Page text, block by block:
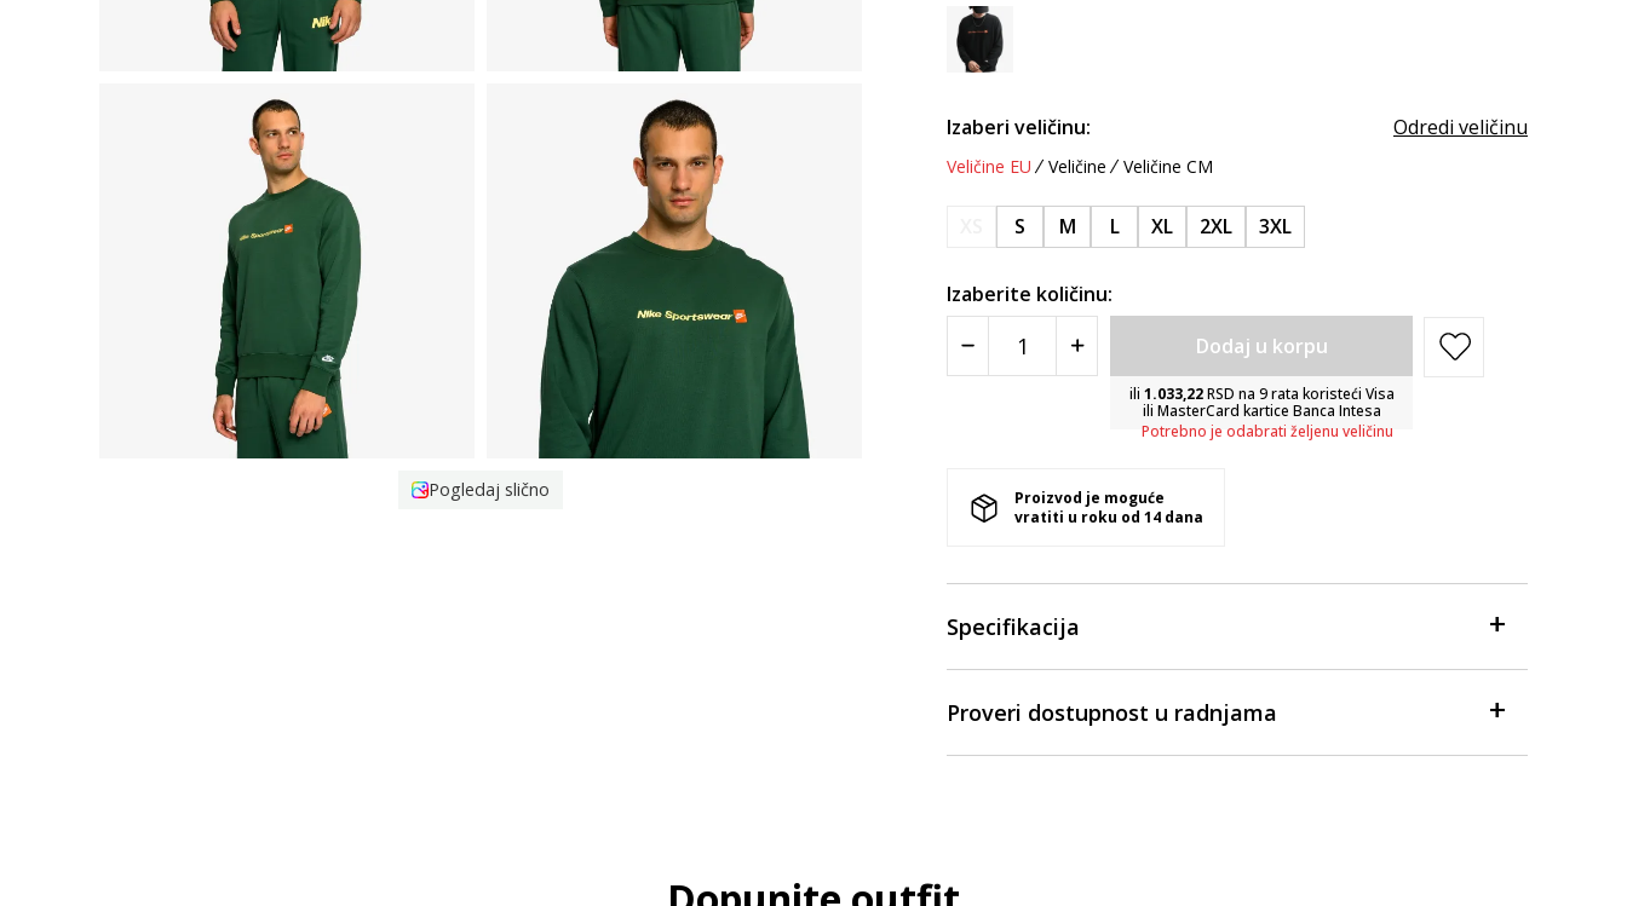
Pogledaj slično
Izaberi veličinu: Odredi veličinu
Veličine EU Veličine Veličine CM
S M L XL 2XL 3XL
Izaberite količinu:
Dodaj u korpu
ili 1.033,22RSD na 9 rata koristeći Visa
ili MasterCard kartice Banca Intesa
Potrebno je odabrati željenu veličinu
Proizvod je moguće
vratiti u roku od 14 dana
Specifikacija
Proveri dostupnost u radnjama